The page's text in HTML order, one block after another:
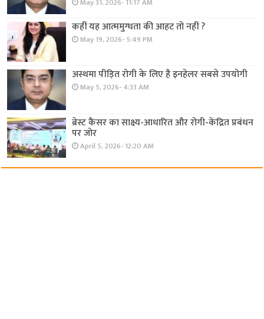
May 31, 2026- 11:17 AM
कहीं यह आत्ममुग्धता की आहट तो नहीं ?
May 19, 2026- 5:49 PM
अस्थमा पीड़ित रोगी के लिए है इनहेलर सबसे उपयोगी
May 5, 2026- 4:33 AM
ब्रेस्ट कैंसर का साक्ष्य-आधारित और रोगी-केंद्रित प्रबंधन
पर जोर
April 5, 2026- 12:20 AM